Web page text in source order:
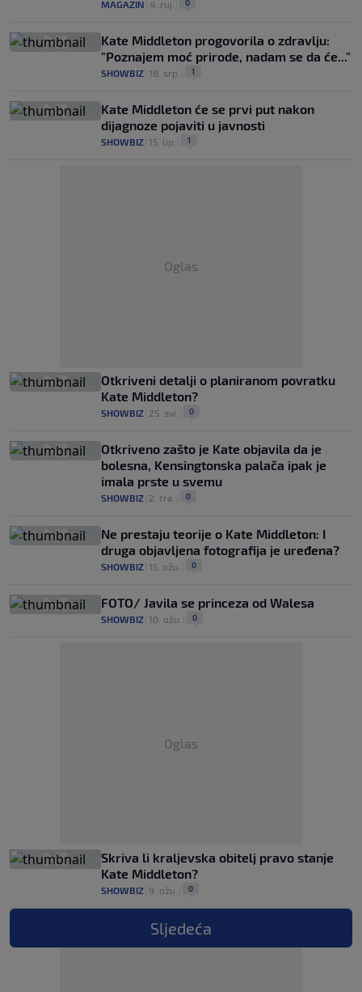
MAGAZIN 4. ruj. 0
Kate Middleton progovorila o zdravlju:
"Poznajem moć prirode, nadam se da će..."
SHOWBIZ 18. srp. 1
Kate Middleton će se prvi put nakon
dijagnoze pojaviti u javnosti
SHOWBIZ 15. lip. 1
Oglas
Otkriveni detalji o planiranom povratku
Kate Middleton?
SHOWBIZ 25. svi. 0
Otkriveno zašto je Kate objavila da je
bolesna, Kensingtonska palača ipak je
imala prste u svemu
SHOWBIZ 2. tra. 0
Ne prestaju teorije o Kate Middleton: I
druga objavljena fotografija je uređena?
SHOWBIZ 15. ožu. 0
FOTO/ Javila se princeza od Walesa
SHOWBIZ 10. ožu. 0
Oglas
Skriva li kraljevska obitelj pravo stanje
Kate Middleton?
SHOWBIZ 9. ožu. 0
Sljedeća